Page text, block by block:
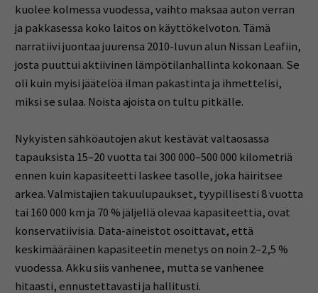
kuolee kolmessa vuodessa, vaihto maksaa auton verran
ja pakkasessa koko laitos on käyttökelvoton. Tämä
narratiivi juontaa juurensa 2010-luvun alun Nissan Leafiin,
josta puuttui aktiivinen lämpötilanhallinta kokonaan. Se
oli kuin myisi jäätelöä ilman pakastinta ja ihmettelisi,
miksi se sulaa. Noista ajoista on tultu pitkälle.
Nykyisten sähköautojen akut kestävät valtaosassa
tapauksista 15–20 vuotta tai 300 000–500 000 kilometriä
ennen kuin kapasiteetti laskee tasolle, joka häiritsee
arkea. Valmistajien takuulupaukset, tyypillisesti 8 vuotta
tai 160 000 km ja 70 % jäljellä olevaa kapasiteettia, ovat
konservatiivisia. Data-aineistot osoittavat, että
keskimääräinen kapasiteetin menetys on noin 2–2,5 %
vuodessa. Akku siis vanhenee, mutta se vanhenee
hitaasti, ennustettavasti ja hallitusti.